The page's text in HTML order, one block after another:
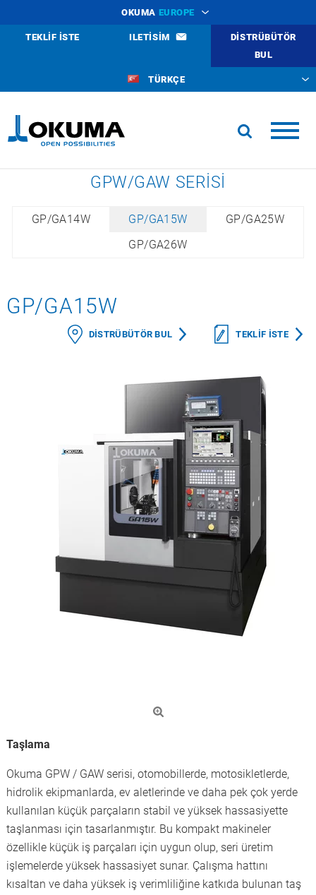
OKUMA EUROPE
TEKLIF ISTE ILETISIM
DISTRÜBÜTÖR
BUL
TÜRKÇE
GPW/GAW SERISI
GP/GA14W GP/GA15W
GP/GA25W
GP/GA26W
GP/GA15W
DISTRÜBÜTÖR BUL TEKLIF ISTE
Taşlama
Okuma GPW / GAW serisi, otomobillerde, motosikletlerde,
hidrolik ekipmanlarda, ev aletlerinde ve daha pek çok yerde
kullanılan küçük parçaların stabil ve yüksek hassasiyette
taşlanması için tasarlanmıştır. Bu kompakt makineler
özellikle küçük iş parçaları için uygun olup, seri üretim
işlemelerde yüksek hassasiyet sunar. Çalışma hattını
kısaltan ve daha yüksek iş verimliliğine katkıda bulunan taş